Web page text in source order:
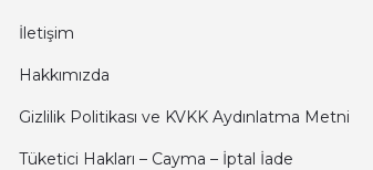
İletişim
Hakkımızda
Gizlilik Politikası ve KVKK Aydınlatma Metni
Tüketici Hakları – Cayma – İptal İade